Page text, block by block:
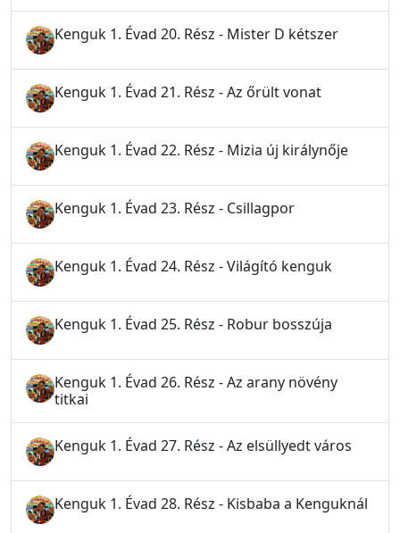
Kenguk 1. Évad 20. Rész - Mister D kétszer
Kenguk 1. Évad 21. Rész - Az őrült vonat
Kenguk 1. Évad 22. Rész - Mizia új királynője
Kenguk 1. Évad 23. Rész - Csillagpor
Kenguk 1. Évad 24. Rész - Világító kenguk
Kenguk 1. Évad 25. Rész - Robur bosszúja
Kenguk 1. Évad 26. Rész - Az arany növény
titkai
Kenguk 1. Évad 27. Rész - Az elsüllyedt város
Kenguk 1. Évad 28. Rész - Kisbaba a Kenguknál